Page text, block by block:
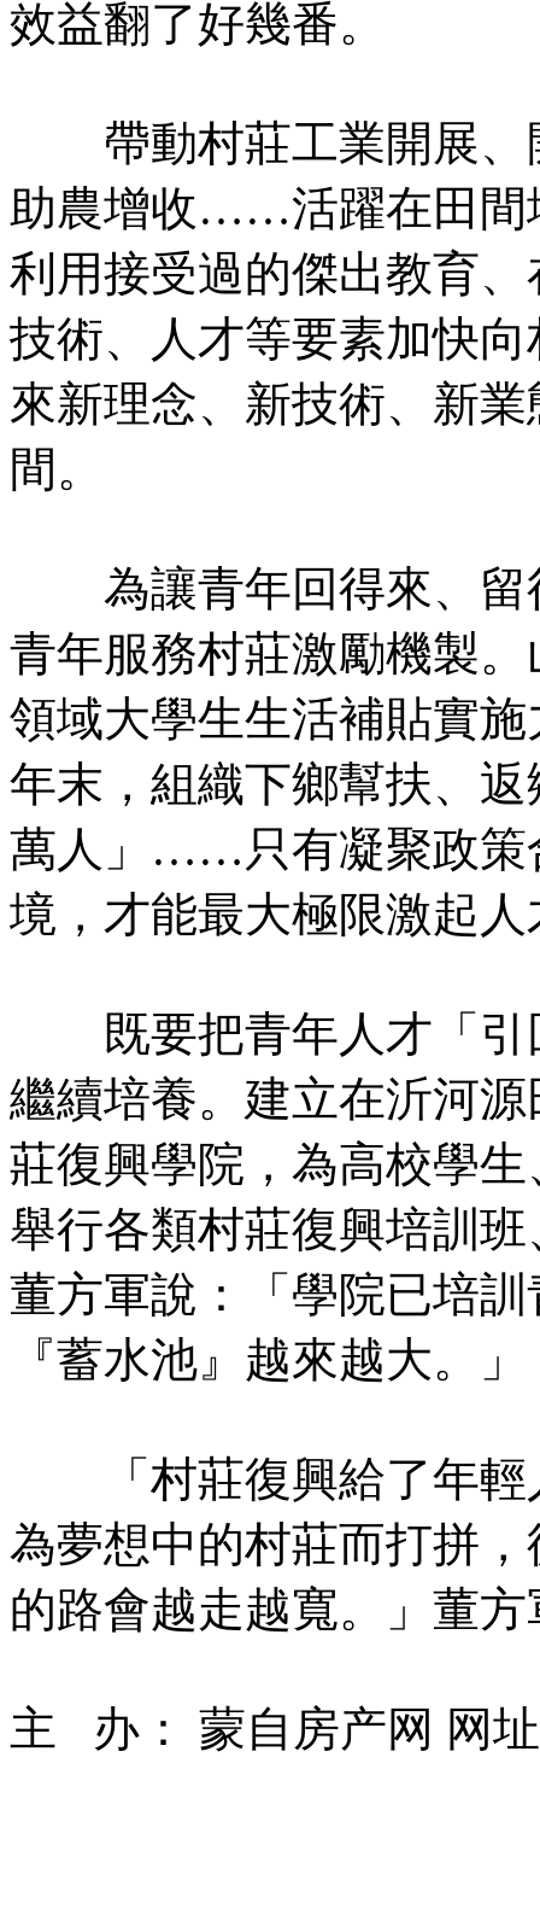
效益翻了好幾番。
帶動村莊工業開展、
助農增收……活躍在田間
利用接受過的傑出教育
技術、人才等要素加快
來新理念、新技術、新
間。
為讓青年回得來、留
青年服務村莊激勵機製
領域大學生生活補貼實
年末，組織下鄉幫扶、
萬人」……只有凝聚政策
境，才能最大極限激起
既要把青年人才「引
繼續培養。建立在沂河
莊復興學院，為高校學
舉行各類村莊復興培訓
董方軍說：「學院已培
『蓄水池』越來越大。」
「村莊復興給了年輕
為夢想中的村莊而打拼
的路會越走越寬。」董方
主 办： 蒙自房产网 网